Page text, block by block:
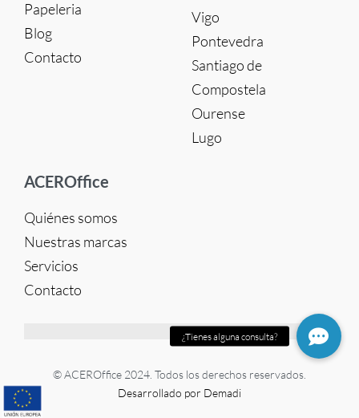
Papeleria
Blog
Contacto
Vigo
Pontevedra
Santiago de
Compostela
Ourense
Lugo
ACEROffice
Quiénes somos
Nuestras marcas
Servicios
Contacto
© ACEROffice 2024. Todos los derechos reservados.
Desarrollado por Demadi